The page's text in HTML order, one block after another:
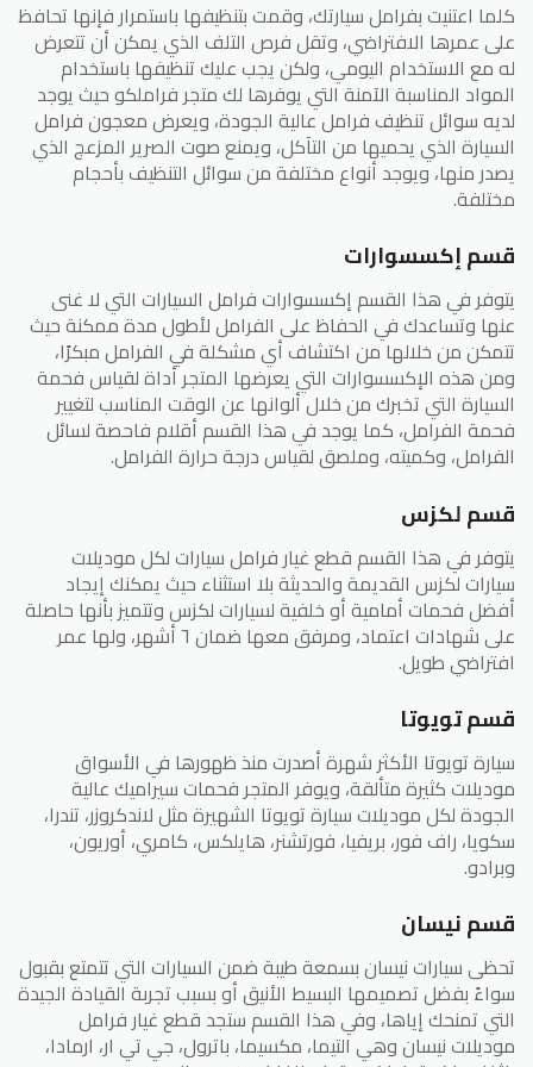
كلما اعتنيت بفرامل سيارتك، وقمت بتنظيفها باستمرار فإنها تحافظ
على عمرها الافتراضي، وتقل فرص التلف الذي يمكن أن تتعرض
له مع الاستخدام اليومي، ولكن يجب عليك تنظيفها باستخدام
المواد المناسبة الآمنة التي يوفرها لك متجر فراملكو حيث يوجد
لديه سوائل تنظيف فرامل عالية الجودة، ويعرض معجون فرامل
السيارة الذي يحميها من التآكل، ويمنع صوت الصرير المزعج الذي
يصدر منها، ويوجد أنواع مختلفة من سوائل التنظيف بأحجام
مختلفة.
قسم إكسسوارات
يتوفر في هذا القسم إكسسوارات فرامل السيارات التي لا غنى
عنها وتساعدك في الحفاظ على الفرامل لأطول مدة ممكنة حيث
تتمكن من خلالها من اكتشاف أي مشكلة في الفرامل مبكرًا،
ومن هذه الإكسسوارات التي يعرضها المتجر أداة لقياس فحمة
السيارة التي تخبرك من خلال ألوانها عن الوقت المناسب لتغيير
فحمة الفرامل، كما يوجد في هذا القسم أقلام فاحصة لسائل
الفرامل، وكميته، وملصق لقياس درجة حرارة الفرامل.
قسم لكزس
يتوفر في هذا القسم قطع غيار فرامل سيارات لكل موديلات
سيارات لكزس القديمة والحديثة بلا استثناء حيث يمكنك إيجاد
أفضل فحمات أمامية أو خلفية لسيارات لكزس وتتميز بأنها حاصلة
على شهادات اعتماد، ومرفق معها ضمان ٦ أشهر، ولها عمر
افتراضي طويل.
قسم تويوتا
سيارة تويوتا الأكثر شهرة أصدرت منذ ظهورها في الأسواق
موديلات كثيرة متألقة، ويوفر المتجر فحمات سيراميك عالية
الجودة لكل موديلات سيارة تويوتا الشهيرة مثل لاندكروزر، تندرا،
سكويا، راف فور، بريفيا، فورتشنر، هايلكس، كامري، أوريون،
وبرادو.
قسم نيسان
تحظى سيارات نيسان بسمعة طيبة ضمن السيارات التي تتمتع بقبول
سواءً بفضل تصميمها البسيط الأنيق أو بسبب تجربة القيادة الجيدة
التي تمنحك إياها، وفي هذا القسم ستجد قطع غيار فرامل
موديلات نيسان وهي التيما، مكسيما، باترول، جي تي ار، ارمادا،